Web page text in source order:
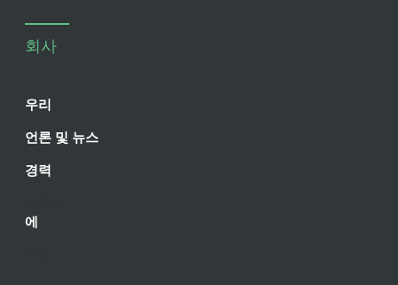
회사
우리
언론 및 뉴스
경력
에